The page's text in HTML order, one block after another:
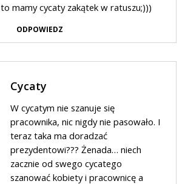
mamy cycaty zakątek w ratuszu;)))
ODPOWIEDZ
Cycaty
W cycatym nie szanuje się
pracownika, nic nigdy nie pasowało. I
teraz taka ma doradzać
prezydentowi??? Żenada… niech
zacznie od swego cycatego
szanować kobiety i pracownicę a